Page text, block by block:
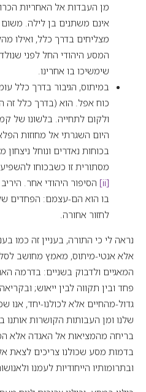
מן העבדות אל האחריות
אינם משתנים בן לילה.
מצליחים בדרך כלל, ואילו
המסע היהודי החל לפני
שימשיכו בו אחרינו.
במיתוס, הגיבור בדרך כלל
כוח אפל. הוא (בדרך כלל זה
ולקום לתחייה. בלשונו של
היום השגרתי אל מחוזות
בכוחות נאדרים ונוחל
מסתורית זו כשבכוחו
[ii]
הסיפור היהודי אחר.
בו הוא הם-עצמם: הפחדים
לחזור אחורה.
נראה לי כי התורה, בעניין זה כמו
אלא אנטי-מיתוס, מאמץ מחושב
המאגיים ולדבוק בשניים: בדרמה
פחד ובין תקווה לבין ייאוש;
גדול-מהחיים אלא לכולנו-יחד, אנו
שלנו ומן העבותות הקושרות אותנו
בריחה מהמציאות אל האגדה אלא
בדמות מסע שכולנו צריכים לצאת
ובתרומותיו הייחודיות לעמנו